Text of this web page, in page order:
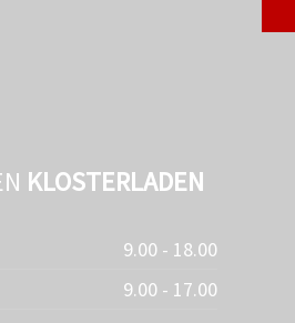
KLOSTERLADEN
9.00 - 18.00
9.00 - 17.00